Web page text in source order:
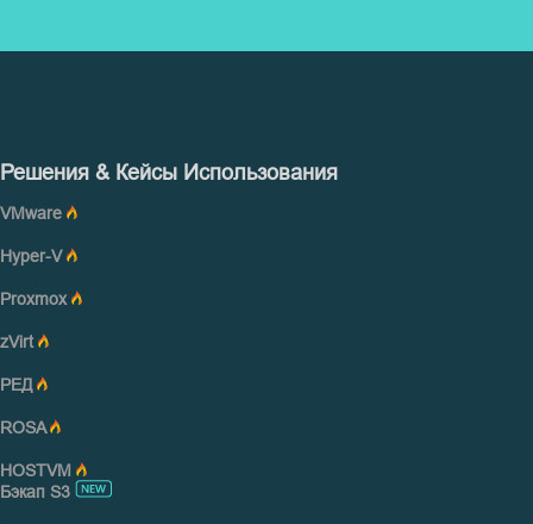
Решения & Кейсы Использования
VMware
Hyper-V
Proxmox
zVirt
РЕД
ROSA
HOSTVM
Бэкап S3